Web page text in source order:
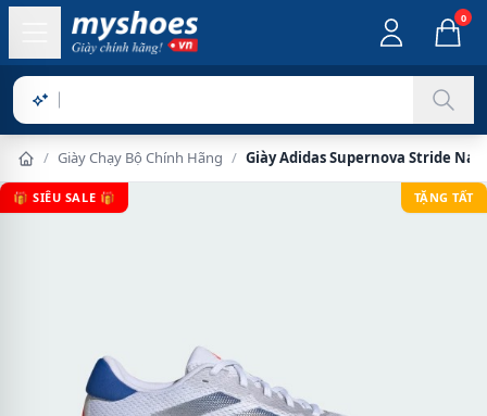
0
Sản phẩm
/ Giày Chạy Bộ Chính Hãng / Giày Adidas Supernova Stride
🎁 SIÊU SALE 🎁 TẶNG TẤT